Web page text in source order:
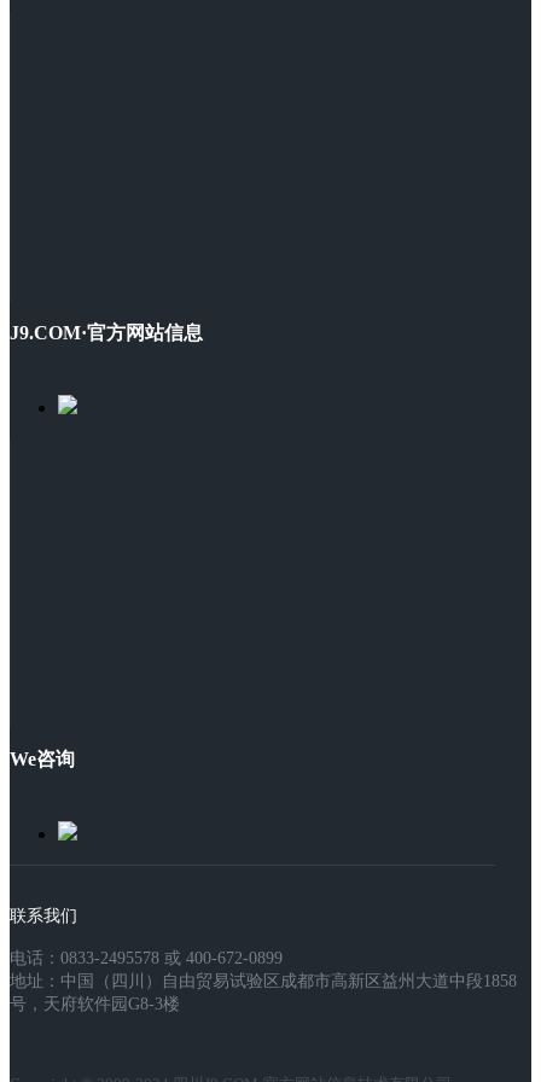
J9.COM·官方网站信息
We咨询
联系我们
电话：0833-2495578 或 400-672-0899
地址：中国（四川）自由贸易试验区成都市高新区益州大道中段1858
号，天府软件园G8-3楼